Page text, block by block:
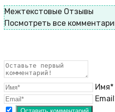
Межтекстовые Отзывы
Посмотреть все
Имя*